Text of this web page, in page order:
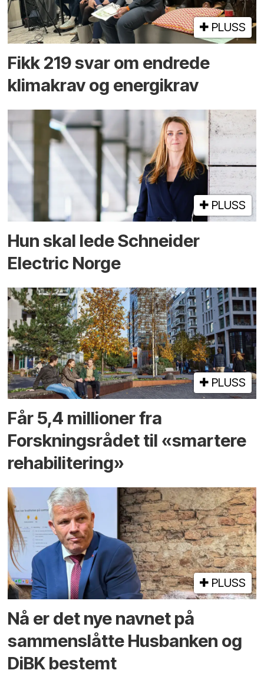
PLUSS
Fikk 219 svar om endrede
klimakrav og energikrav
PLUSS
Hun skal lede Schneider
Electric Norge
PLUSS
Får 5,4 millioner fra
Forskningsrådet til «smartere
rehabilitering»
PLUSS
Nå er det nye navnet på
sammenslåtte Husbanken og
DiBK bestemt